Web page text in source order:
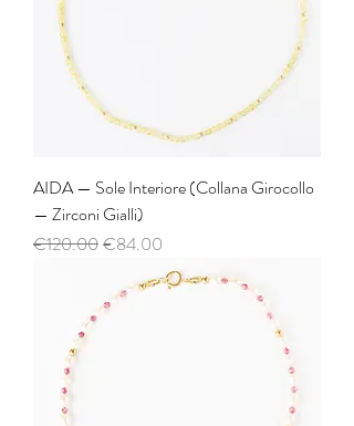
AIDA — Sole Interiore (Collana Girocollo
— Zirconi Gialli)
Regular Price
€120.00Sale Price
€84.00